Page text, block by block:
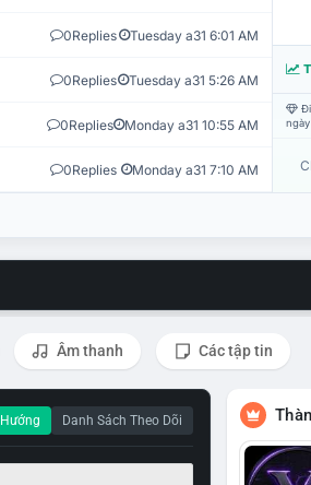
0Replies Tuesday a31 6:01 AM
0Replies Tuesday a31 5:26 AM
0Replies Monday a31 10:55 AM
0Replies Monday a31 7:10 AM
Âm thanh Các tập tin
Danh Sách Theo Dõi